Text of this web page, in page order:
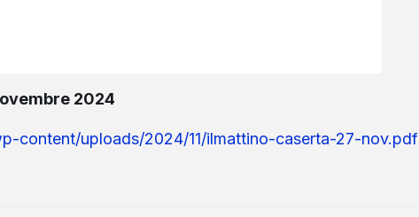
2024
content/uploads/2024/11/ilmattino-caserta-27-nov.pdf